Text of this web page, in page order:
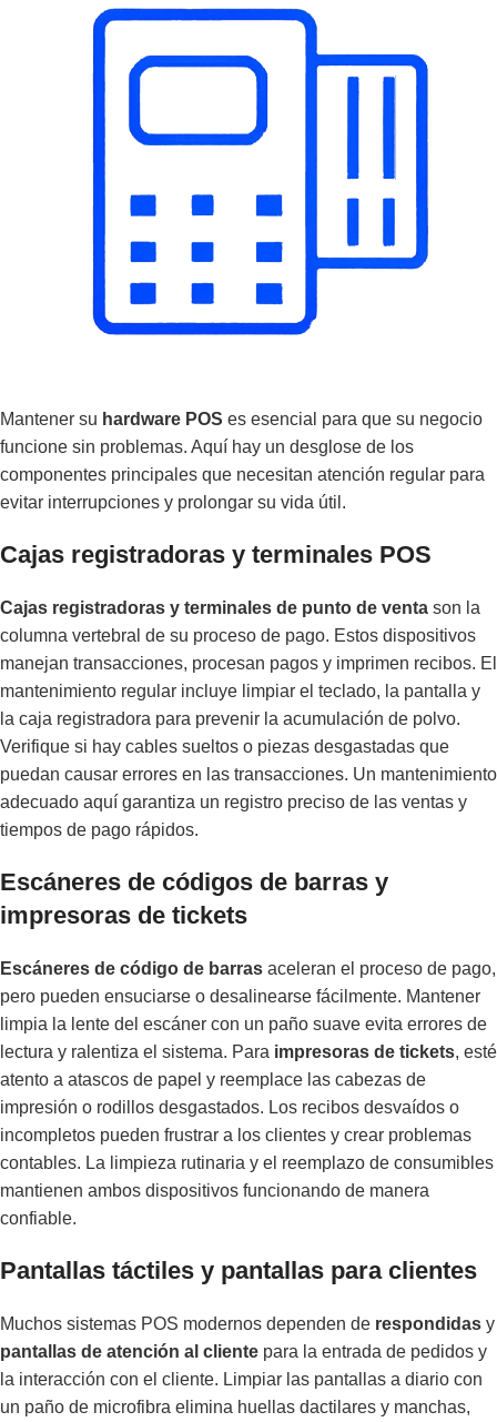
Mantener su hardware POS es esencial para que su negocio
funcione sin problemas. Aquí hay un desglose de los
componentes principales que necesitan atención regular para
evitar interrupciones y prolongar su vida útil.
Cajas registradoras y terminales POS
Cajas registradoras y terminales de punto de venta son la
columna vertebral de su proceso de pago. Estos dispositivos
manejan transacciones, procesan pagos y imprimen recibos. El
mantenimiento regular incluye limpiar el teclado, la pantalla y
la caja registradora para prevenir la acumulación de polvo.
Verifique si hay cables sueltos o piezas desgastadas que
puedan causar errores en las transacciones. Un mantenimiento
adecuado aquí garantiza un registro preciso de las ventas y
tiempos de pago rápidos.
Escáneres de códigos de barras y
impresoras de tickets
Escáneres de código de barras aceleran el proceso de pago,
pero pueden ensuciarse o desalinearse fácilmente. Mantener
limpia la lente del escáner con un paño suave evita errores de
lectura y ralentiza el sistema. Para impresoras de tickets, esté
atento a atascos de papel y reemplace las cabezas de
impresión o rodillos desgastados. Los recibos desvaídos o
incompletos pueden frustrar a los clientes y crear problemas
contables. La limpieza rutinaria y el reemplazo de consumibles
mantienen ambos dispositivos funcionando de manera
confiable.
Pantallas táctiles y pantallas para clientes
Muchos sistemas POS modernos dependen de respondidas y
pantallas de atención al cliente para la entrada de pedidos y
la interacción con el cliente. Limpiar las pantallas a diario con
un paño de microfibra elimina huellas dactilares y manchas,